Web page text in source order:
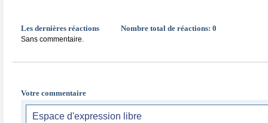
Les dernières réactions Nombre total de réactions: 0
Sans commentaire.
Votre commentaire